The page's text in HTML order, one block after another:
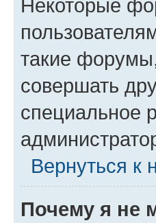
Некоторые
такие
совершать
специальное
Вернуться к
Почему я не